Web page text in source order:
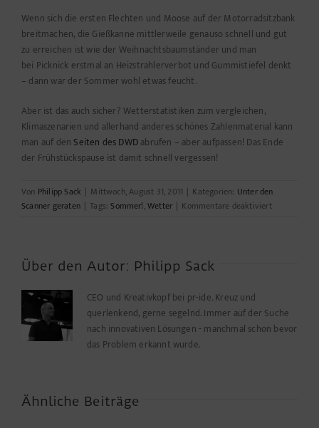
Wenn sich die ersten Flechten und Moose auf der Motorradsitzbank
breitmachen, die Gießkanne mittlerweile genauso schnell und gut
zu erreichen ist wie der Weihnachtsbaumständer und man
bei Picknick erstmal an Heizstrahlerverbot und Gummistiefel denkt
– dann war der Sommer wohl etwas feucht.
Aber ist das auch sicher? Wetterstatistiken zum vergleichen,
Klimaszenarien und allerhand anderes schönes Zahlenmaterial kann
man auf den Seiten des DWDabrufen – aber aufpassen! Das Ende
der Frühstückspause ist damit schnell vergessen!
Von Philipp Sack | Mittwoch, August 31, 2011 | Kategorien: Unter den
Scanner geraten | Tags:Sommer!,Wetter | Kommentare deaktiviertfür
vom
Wetter
Über den Autor: Philipp Sack
CEO und Kreativkopf bei pr-ide. Kreuz und
querlenkend, gerne segelnd. Immer auf der Suche
nach innovativen Lösungen - manchmal schon bevor
das Problem erkannt wurde.
Ähnliche Beiträge